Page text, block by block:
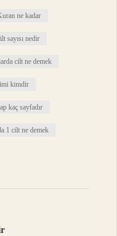
ne kadar
sayısı nedir
cilt ne demek
kimdir
kaç sayfadır
1 cilt ne demek